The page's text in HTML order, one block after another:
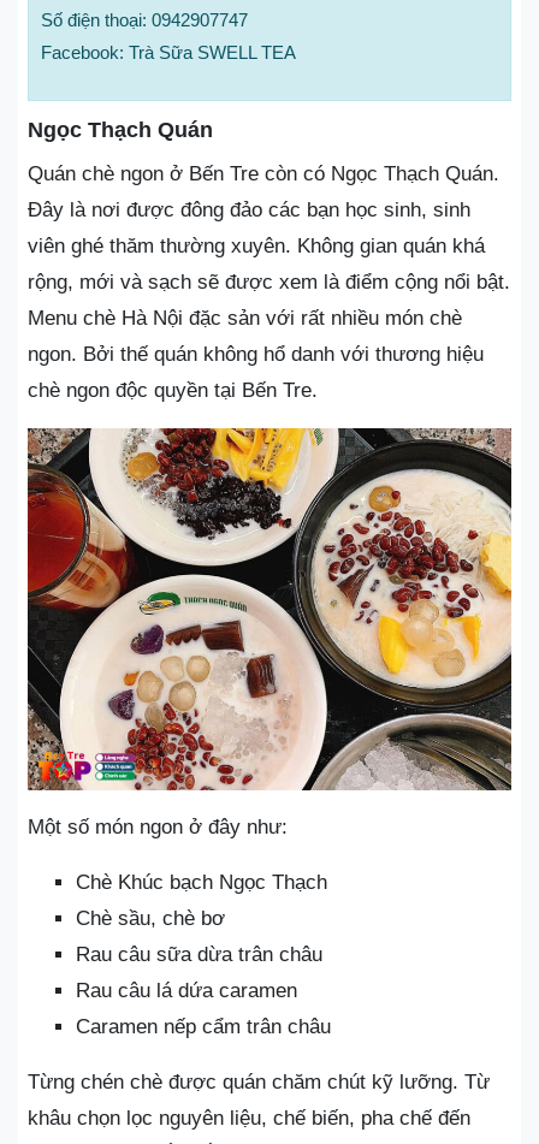
Số điện thoại: 0942907747
Facebook: Trà Sữa SWELL TEA
Ngọc Thạch Quán
Quán chè ngon ở Bến Tre còn có Ngọc Thạch Quán.
Đây là nơi được đông đảo các bạn học sinh, sinh
viên ghé thăm thường xuyên. Không gian quán khá
rộng, mới và sạch sẽ được xem là điểm cộng nổi bật.
Menu chè Hà Nội đặc sản với rất nhiều món chè
ngon. Bởi thế quán không hổ danh với thương hiệu
chè ngon độc quyền tại Bến Tre.
Một số món ngon ở đây như:
Chè Khúc bạch Ngọc Thạch
Chè sầu, chè bơ
Rau câu sữa dừa trân châu
Rau câu lá dứa caramen
Caramen nếp cẩm trân châu
Từng chén chè được quán chăm chút kỹ lưỡng. Từ
khâu chọn lọc nguyên liệu, chế biến, pha chế đến